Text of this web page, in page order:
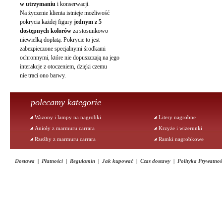
w utrzymaniu i konserwacji.
Na życzenie klienta istnieje możliwość
pokrycia każdej figury jednym z 5
dostępnych kolorów za stosunkowo
niewielką dopłatą. Pokrycie to jest
zabezpieczone specjalnymi środkami
ochronnymi, które nie dopuszczają na jego
interakcje z otoczeniem, dzięki czemu
nie traci ono barwy.
polecamy kategorie
Wazony i lampy na nagrobki
Litery nagrobne
Anioły z marmuru carrara
Krzyże i wizerunki
Rzeźby z marmuru carrara
Ramki nagrobkowe
Dostawa | Płatności | Regulamin | Jak kupować | Czas dostawy | Polityka